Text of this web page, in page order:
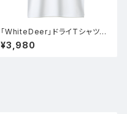
「WhiteDeer」ドライTシャツ
(ホワイト)
¥3,980